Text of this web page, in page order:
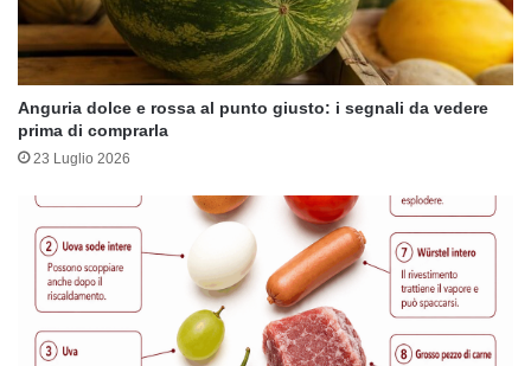
Anguria dolce e rossa al punto giusto: i segnali da vedere
prima di comprarla
23 Luglio 2026